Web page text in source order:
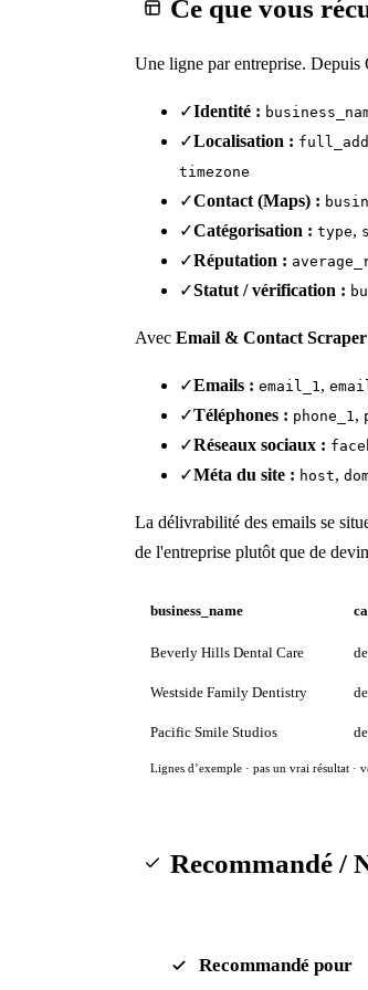
Ce que vous
Une ligne par entreprise. Depuis
✓Identité :
✓Localisation :
timezone
✓Contact (Maps) :
✓Catégorisation : type,
✓Réputation :
✓Statut / vérification :
Avec Email & Contact
✓Emails : email_1,
✓Téléphones : phone_1,
✓Réseaux sociaux :
✓Méta du site : host,
La délivrabilité des emails se
de l'entreprise plutôt que de
business_name
Beverly Hills Dental Care
Westside Family Dentistry
Pacific Smile Studios
Lignes d’exemple · pas un vrai résultat ·
Recommandé /
Recommandé pour